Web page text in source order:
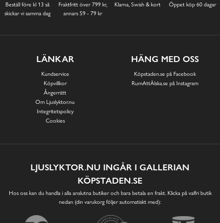
Beställ före kl 13 så
skickar vi samma dag
Fraktfritt över 799 kr,
annars 59 - 79 kr
Klarna, Swish & kort Öppet köp 60 dagar
LÄNKAR
Kundservice
Köpvillkor
Ångerrätt
Om Ljuslyktor.nu
Integritetspolicy
Cookies
HÄNG MED OSS
Köpstaden.se på Facebook
RumAttÄlska.se på Instagram
LJUSLYKTOR.NU INGÅR I GALLERIAN
KÖPSTADEN.SE
Hos oss kan du handla i alla anslutna butiker och bara betala en frakt. Klicka på valfri butik
nedan (din varukorg följer automatiskt med):